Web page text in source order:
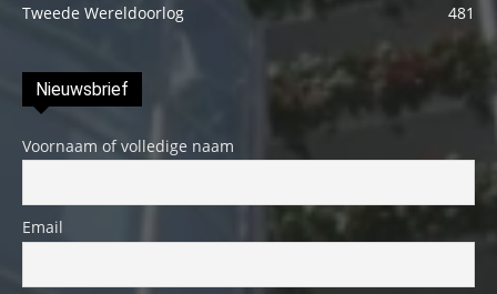
Tweede Wereldoorlog
481
Nieuwsbrief
Voornaam of volledige naam
Email